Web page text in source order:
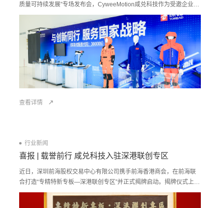
质量可持续发展”专场发布会，CyweeMotion咸兑科技作为受邀企业出
席，CEO刘顺男博士深度参与发布会，并发表“AI+智能穿戴：开启下
一代运动健康新纪元”主题演讲。
查看详情
行业新闻
喜报 | 载誉前行 咸兑科技入驻深港联创专区
近日，深圳前海股权交易中心有限公司携手前海香港商会，在前海联
合打造“专精特新专板—深港联创专区”并正式揭牌启动。揭牌仪式上，
首批8家优质企业获授牌入驻。CyweeMotion咸兑科技以“AI+智能穿
戴：构建多模态运动健康平台”成功入选。